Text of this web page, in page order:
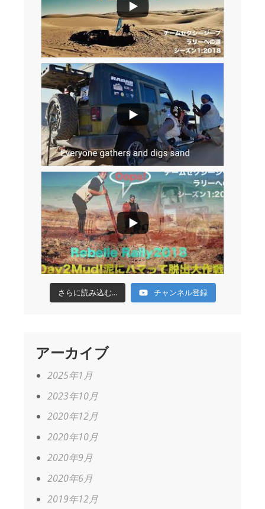
さらに読み込む... チャンネル登録
アーカイブ
2025年1月
2023年10月
2020年12月
2020年10月
2020年9月
2020年6月
2019年12月